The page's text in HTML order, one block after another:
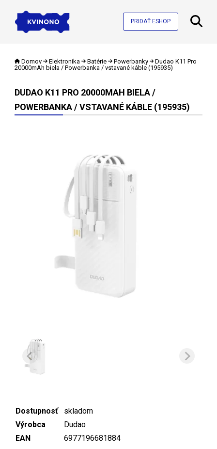
PRIDAŤ ESHOP
Domov Elektronika Batérie Powerbanky
Dudao K11 Pro
20000mAh biela / Powerbanka / vstavané káble (195935)
DUDAO K11 PRO 20000MAH BIELA /
POWERBANKA / VSTAVANÉ KÁBLE (195935)
Dostupnosť
skladom
Výrobca
Dudao
EAN
6977196681884